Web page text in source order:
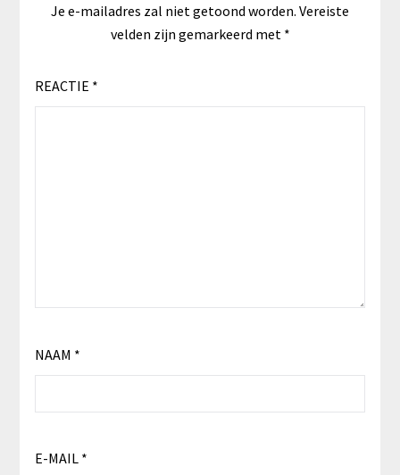
Je e-mailadres zal niet getoond worden. Vereiste
velden zijn gemarkeerd met *
REACTIE *
NAAM *
E-MAIL *